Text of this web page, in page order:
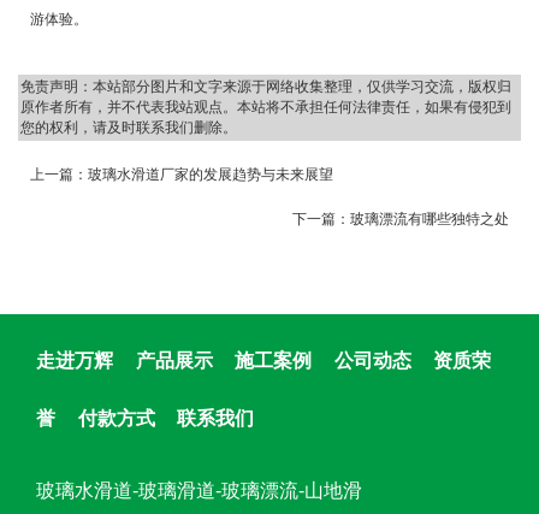
游体验。
免责声明：本站部分图片和文字来源于网络收集整理，仅供学习交流，版权归
原作者所有，并不代表我站观点。本站将不承担任何法律责任，如果有侵犯到
您的权利，请及时联系我们删除。
上一篇： 玻璃水滑道厂家的发展趋势与未来展望
下一篇： 玻璃漂流有哪些独特之处
走进万辉 产品展示 施工案例 公司动态 资质荣
誉 付款方式 联系我们
玻璃水滑道-玻璃滑道-玻璃漂流-山地滑